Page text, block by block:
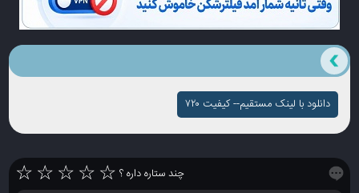
دانلود با لینک مستقیم-- کیفیت ۷۲۰
چند ستاره داره ؟ ☆
☆
☆
☆
☆